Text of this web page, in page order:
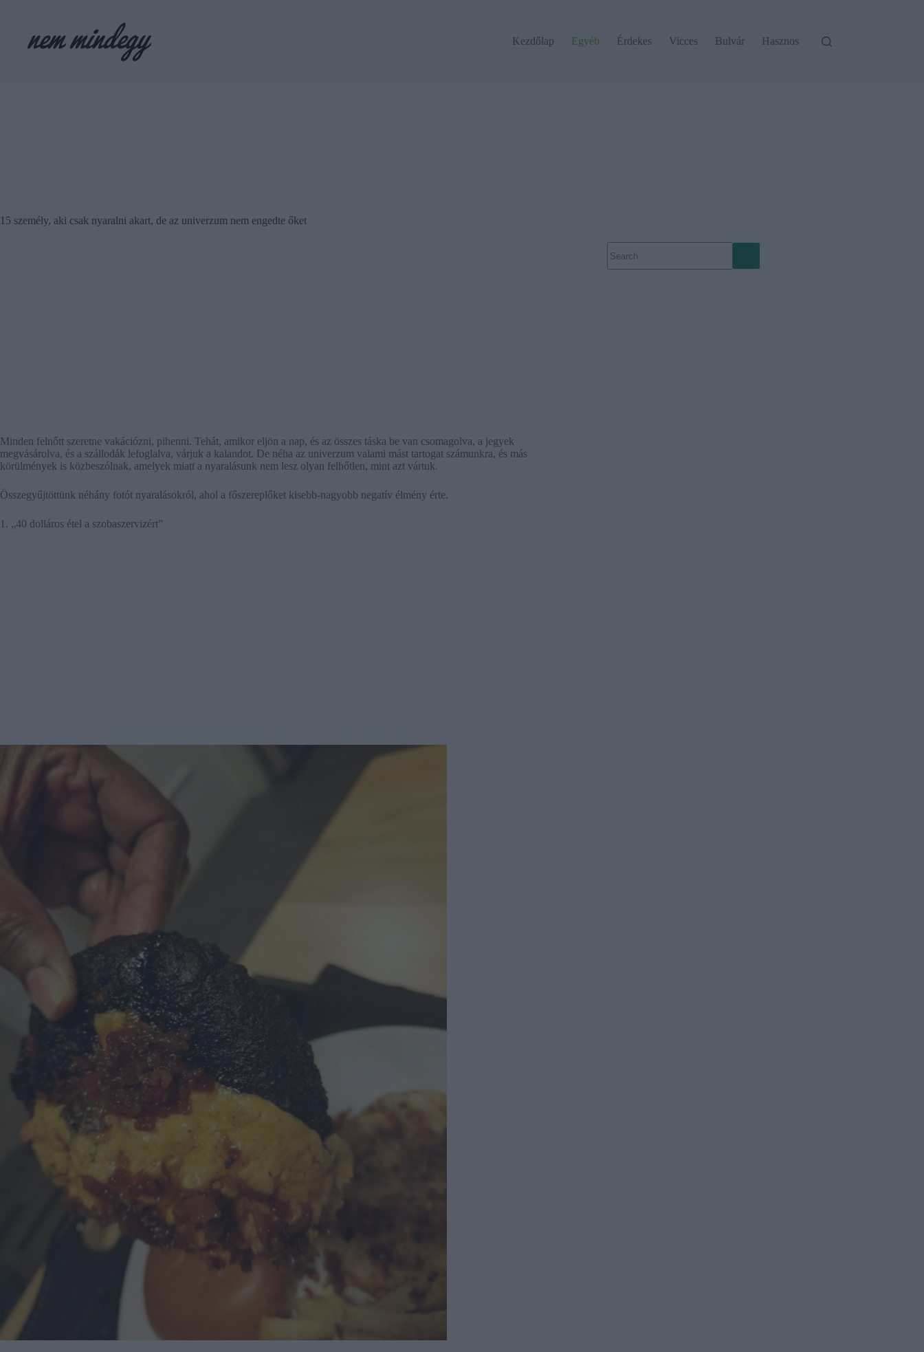
Kezdőlap
Egyéb Érdekes Vicces Bulvár Hasznos
15 személy, aki csak nyaralni akart, de az univerzum nem engedte őket
Minden felnőtt szeretne vakációzni, pihenni. Tehát, amikor eljön a nap, és az összes táska be van csomagolva, a jegyek
megvásárolva, és a szállodák lefoglalva, várjuk a kalandot. De néha az univerzum valami mást tartogat számunkra, és más
körülmények is közbeszólnak, amelyek miatt a nyaralásunk nem lesz olyan felhőtlen, mint azt vártuk.
Összegyűjtöttünk néhány fotót nyaralásokról, ahol a főszereplőket kisebb-nagyobb negatív élmény érte.
1. „40 dolláros étel a szobaszervizért”
results